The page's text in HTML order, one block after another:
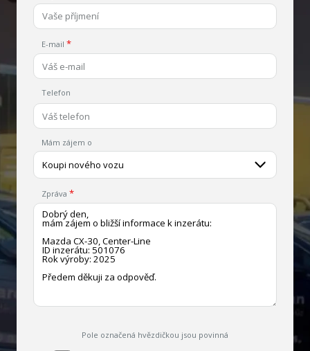
E-mail
Telefon
Mám zájem o
Koupi nového vozu
Zpráva
Pole označená hvězdičkou jsou povinná